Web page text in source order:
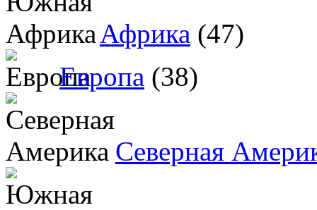
Африка (47)
Европа (38)
Северная